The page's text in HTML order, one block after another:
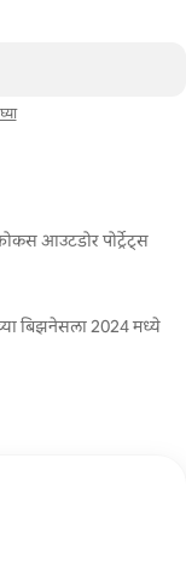
आउटडोर पोर्ट्रेट्स
बिझनेसला 2024 मध्ये